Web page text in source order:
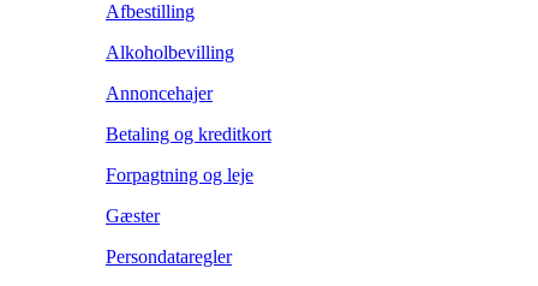
Afbestilling
Alkoholbevilling
Annoncehajer
Betaling og kreditkort
Forpagtning og leje
Gæster
Persondataregler